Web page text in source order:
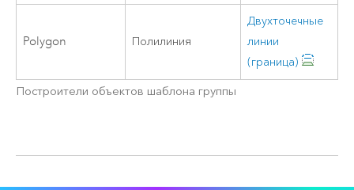
Polygon Полилиния
Двухточечные
линии
(граница)
Построители объектов шаблона группы